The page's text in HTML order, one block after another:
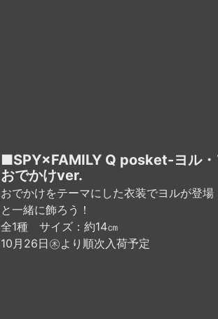
■SPY×FAMILY Q posket-ヨル
おでかけver.
おでかけをテーマにした衣装でヨルが登
と一緒に飾ろう！
全1種 サイズ：約14㎝
10月26日㊍より順次入荷予定